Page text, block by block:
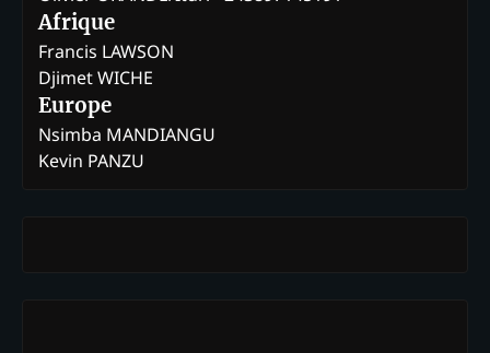
Afrique
Francis LAWSON
Djimet WICHE
Europe
Nsimba MANDIANGU
Kevin PANZU